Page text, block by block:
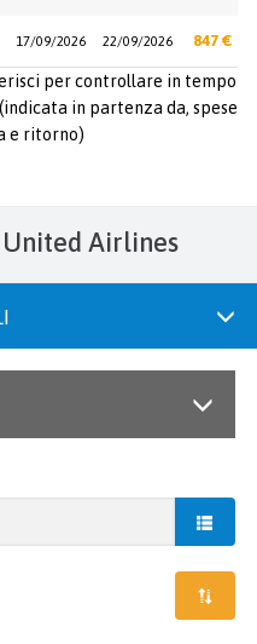
17/09/2026 22/09/2026 847 €
per controllare in tempo
in partenza da, spese
e ritorno)
Airlines